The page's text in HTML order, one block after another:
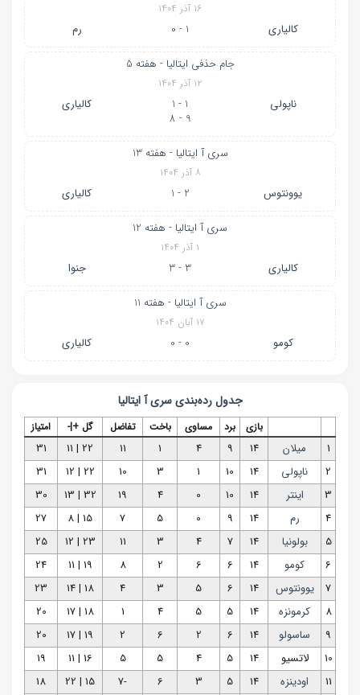
۱۶ آذر ۱۴۰۴
کالیاری 1 - 0 رم
جام حذفی ایتالیا - هفته 5
۱۲ آذر ۱۴۰۴
ناپولی
1 - 1
9 - 8
کالیاری
سری آ ایتالیا - هفته 13
۸ آذر ۱۴۰۴
یوونتوس 2 - 1 کالیاری
سری آ ایتالیا - هفته 12
۱ آذر ۱۴۰۴
کالیاری 3 - 3 جنوا
سری آ ایتالیا - هفته 11
۱۷ آبان ۱۴۰۴
کومو 0 - 0 کالیاری
جدول رده‌بندیسری آ ایتالیا
بازی برد مساوی باخت تفاضل گل +|- امتیاز
1 میلان 14
9
4
1
11
22 | 11
31
2
ناپولی 14
10
1
3
10
22 | 12
31
3
اینتر 14
10
0
4
19
32 | 13
30
4
رم 14
9
0
5
7
15 | 8
27
5
بولونیا 14
7
4
3
11
23 | 12
25
6
کومو 14
6
6
2
8
19 | 11
24
7
یوونتوس 14
6
5
3
4
18 | 14
23
8
کرمونزه 14
5
5
4
1
18 | 17
20
9
ساسولو 14
6
2
6
2
19 | 17
20
10
لاتسیو 14
5
4
5
5
16 | 11
19
11
اودینزه 14
5
3
6
-7
15 | 22
18